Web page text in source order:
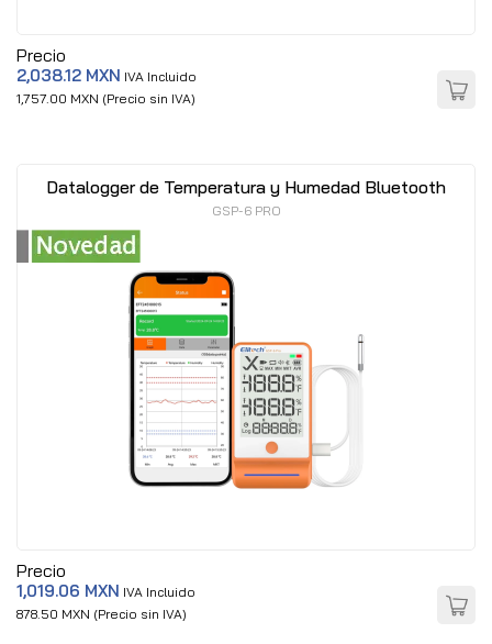
Precio
2,038.12 MXN IVA Incluido
1,757.00 MXN (Precio sin IVA)
Datalogger de Temperatura y Humedad Bluetooth
GSP-6 PRO
Precio
1,019.06 MXN IVA Incluido
878.50 MXN (Precio sin IVA)